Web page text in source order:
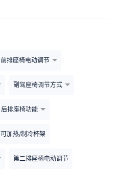
前排座椅电动调节
副驾座椅调节方式
后排座椅功能
可加热/制冷杯架
第二排座椅电动调节